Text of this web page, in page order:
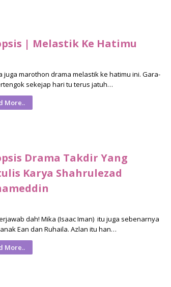
| Melastik Ke Hatimu
juga marothon drama melastik ke hatimu ini. Gara-
sekejap hari tu terus jatuh…
More..
Drama Takdir Yang
Karya Shahrulezad
dah! Mika (Isaac Iman) itu juga sebenarnya
Ean dan Ruhaila. Azlan itu han…
More..